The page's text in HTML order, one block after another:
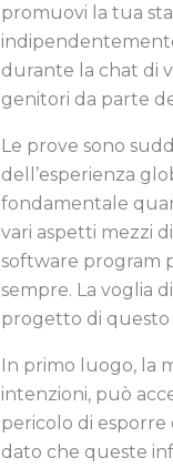
promuovi la tua
durante la chat di
genitori da parte
Le prove sono
dell’esperienza
fondamentale
vari aspetti mezzi
software program
sempre. La voglia
progetto di questo
In primo luogo, la
intenzioni, può
pericolo di esporre
dato che queste